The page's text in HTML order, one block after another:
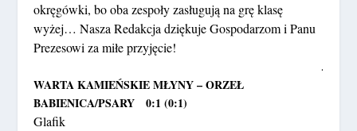
okręgówki, bo oba zespoły zasługują na grę klasę
wyżej… Nasza Redakcja dziękuje Gospodarzom i Panu
Prezesowi za miłe przyjęcie!
.
WARTA KAMIEŃSKIE MŁYNY – ORZEŁ
BABIENICA/PSARY 0:1 (0:1)
Glafik